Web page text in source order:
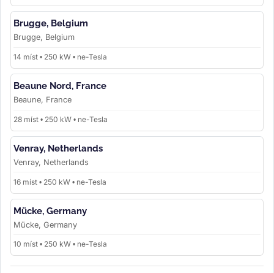
Brugge, Belgium
Brugge, Belgium
14 míst • 250 kW • ne-Tesla
Beaune Nord, France
Beaune, France
28 míst • 250 kW • ne-Tesla
Venray, Netherlands
Venray, Netherlands
16 míst • 250 kW • ne-Tesla
Mücke, Germany
Mücke, Germany
10 míst • 250 kW • ne-Tesla